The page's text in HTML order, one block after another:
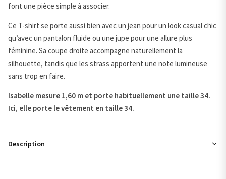
Description
font une pièce simple à associer.
Ce T-shirt se porte aussi bien avec un jean pour un look casual chic
qu’avec un pantalon fluide ou une jupe pour une allure plus
féminine. Sa coupe droite accompagne naturellement la
silhouette, tandis que les strass apportent une note lumineuse
sans trop en faire.
Isabelle mesure 1,60 m et porte habituellement une taille 34.
Ici, elle porte le vêtement en taille 34.